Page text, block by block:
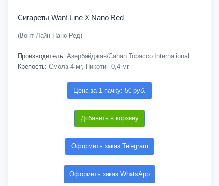
Сигареты Want Line X Nano Red
(Вонт Лайн Нано Ред)
Производитель: Азербайджан/Cahan Tobacco International
Крепость: Смола-4 мг, Никотин-0,4 мг
Цена за 1 пачку: 50 руб.
Добавить в корзину
Оформить заказ Telegram
Оформить заказ WhatsApp